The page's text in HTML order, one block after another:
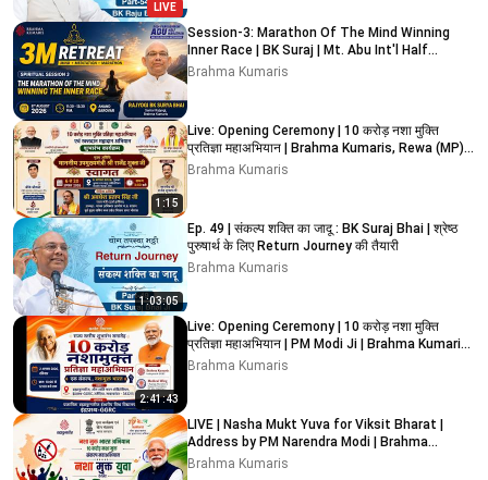
LIVE
Session-3: Marathon Of The Mind Winning
Inner Race | BK Suraj | Mt. Abu Int'l Half
Marathon 2026
Brahma Kumaris
1:15
Live: Opening Ceremony | 10 करोड़ नशा मुक्ति
प्रतिज्ञा महाअभियान | Brahma Kumaris, Rewa (MP)
2:30 PM
Brahma Kumaris
1:03:05
Ep. 49 | संकल्प शक्ति का जादू : BK Suraj Bhai | श्रेष्ठ
पुरुषार्थ के लिए Return Journey की तैयारी
Brahma Kumaris
2:41:43
Live: Opening Ceremony | 10 करोड़ नशा मुक्ति
प्रतिज्ञा महाअभियान | PM Modi Ji | Brahma Kumaris
GGRC
Brahma Kumaris
LIVE | Nasha Mukt Yuva for Viksit Bharat |
Address by PM Narendra Modi | Brahma
Kumaris - Abu Road
Brahma Kumaris